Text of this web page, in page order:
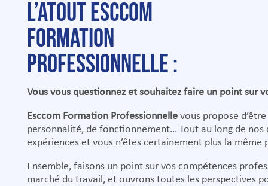
L’atout Esccom
Formation
professionnelle :
Vous vous questionnez et souhaitez faire un point sur
Esccom Formation Professionnellevous propose
personnalité, de fonctionnement… Tout au long de
expériences et vous n’êtes certainement plus la
Ensemble, faisons un point sur vos compétences
marché du travail, et ouvrons toutes les perspectives